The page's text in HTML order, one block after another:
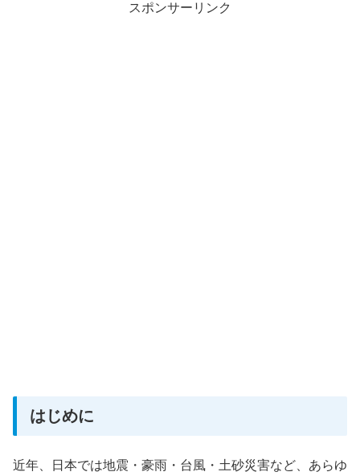
スポンサーリンク
はじめに
近年、日本では地震・豪雨・台風・土砂災害など、あらゆ